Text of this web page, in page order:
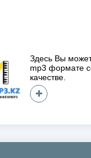
Здесь Вы
mp3 формате
качестве.